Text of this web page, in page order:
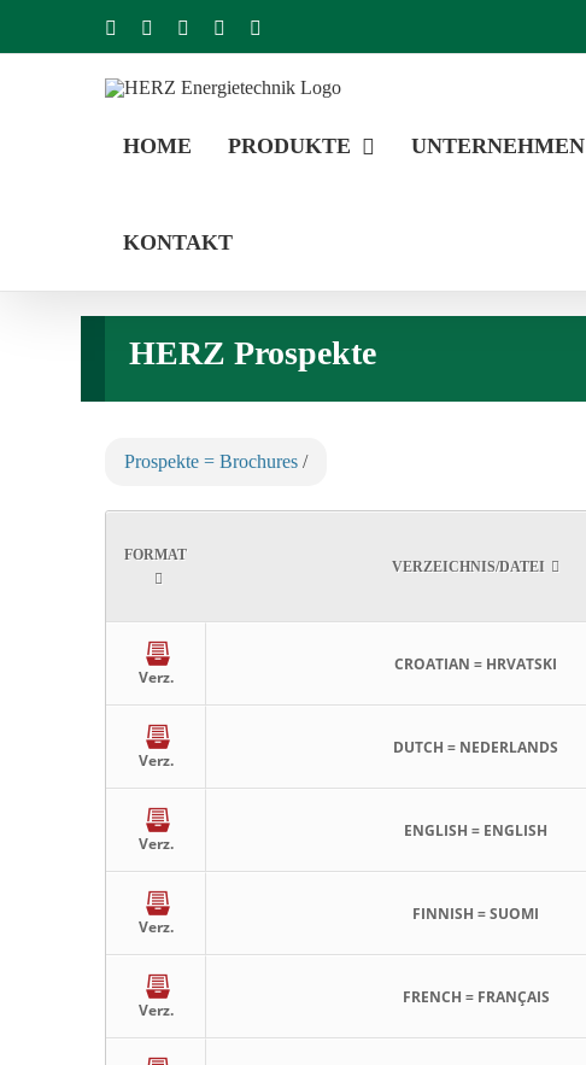
Inhalt
FacebookYouTubeInstagramLinkedIn
HOME PRODUKTE UNTERNEHMEN
KONTAKT
HERZ Prospekte
Prospekte = Brochures /
FORMAT
VERZEICHNIS/DATEI
Verz.
CROATIAN = HRVATSKI
Verz.
DUTCH = NEDERLANDS
Verz.
ENGLISH = ENGLISH
Verz.
FINNISH = SUOMI
Verz.
FRENCH = FRANÇAIS